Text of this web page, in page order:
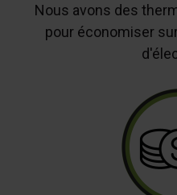
Nous avons des
pour économiser